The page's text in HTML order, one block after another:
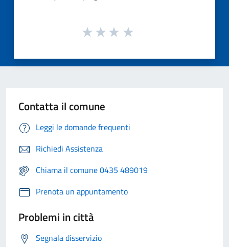
Contatta il comune
Leggi le domande frequenti
Richiedi Assistenza
Chiama il comune 0435 489019
Prenota un appuntamento
Problemi in città
Segnala disservizio